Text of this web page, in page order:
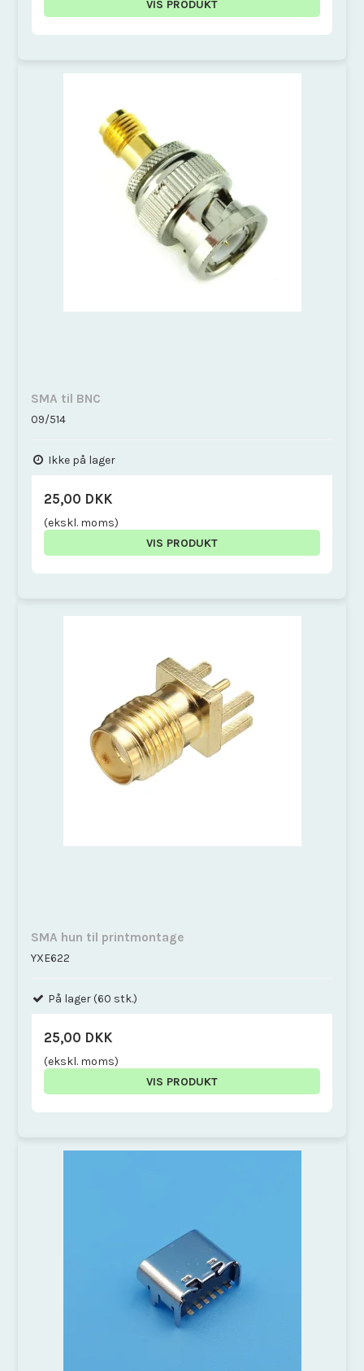
VIS PRODUKT
SMA til BNC
09/514
Ikke på lager
25,00 DKK
(ekskl. moms)
VIS PRODUKT
SMA hun til printmontage
YXE622
På lager (60 stk.)
25,00 DKK
(ekskl. moms)
VIS PRODUKT